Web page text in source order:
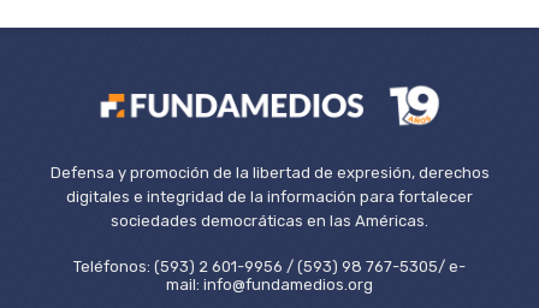
Defensa y promoción de la libertad de expresión, derechos
digitales e integridad de la información para fortalecer
sociedades democráticas en las Américas.
Teléfonos: (593) 2 601-9956 / (593) 98 767-5305/ e-
mail: info@fundamedios.org